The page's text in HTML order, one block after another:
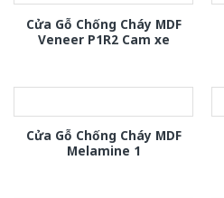
Cửa Gỗ Chống Cháy MDF
Veneer P1R2 Cam xe
Cửa Gỗ Chống Cháy MDF
Melamine 1